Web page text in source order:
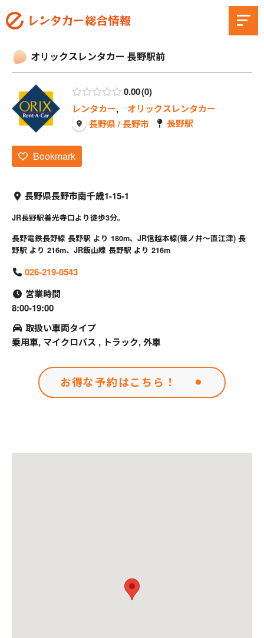
オリックスレンタカー 長野駅前
0.00 0
レンタカー, オリックスレンタカー
長野県 / 長野市
長野駅
Bookmark
長野県長野市南千歳1-15-1
JR長野駅善光寺口より徒歩3分。
長野電鉄長野線 長野駅 より 180m、JR信越本線(篠ノ井～直江津) 長
野駅 より 216m、JR飯山線 長野駅 より 216m
026-219-0543
営業時間
8:00-19:00
取扱い車両タイプ
乗用車, マイクロバス , トラック, 外車
お得な予約はこちら！